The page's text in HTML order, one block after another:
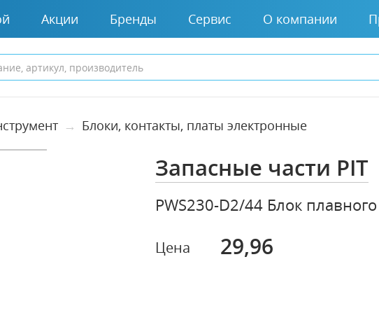
Акции Бренды Сервис О компании
Блоки, контакты, платы электронные
Запасные части PIT
PWS230-D2/44 Блок плавного
Цена 29,96